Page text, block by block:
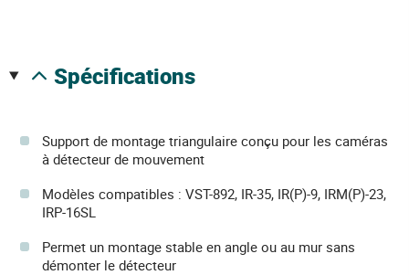
spécifications
Support de montage triangulaire conçu pour les caméras
à détecteur de mouvement
Modèles compatibles : VST-892, IR-35, IR(P)-9, IRM(P)-23,
IRP-16SL
Permet un montage stable en angle ou au mur sans
démonter le détecteur